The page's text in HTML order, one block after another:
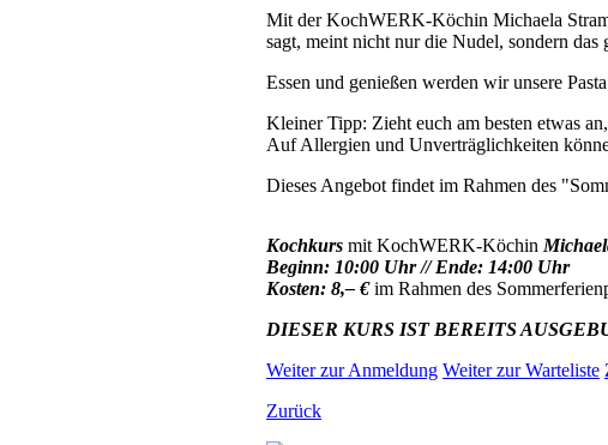
Mit der KochWERK-Köchin Michaela
sagt, meint nicht nur die Nudel, sondern das
Essen und genießen werden wir unsere
Kleiner Tipp: Zieht euch am besten etwas
Auf Allergien und Unverträglichkeiten
Dieses Angebot findet im Rahmen des
Kochkurs mit KochWERK-Köchin
Beginn: 10:00 Uhr // Ende: 14:00 Uhr
Kosten: 8,– €im Rahmen des
DIESER KURS IST BEREITS
Weiter zur Anmeldung Weiter zur Warteliste
Zurück